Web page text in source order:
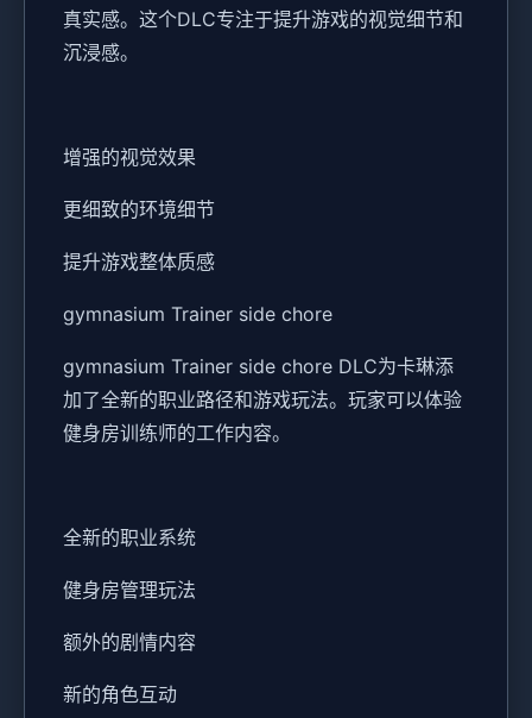
真实感。这个DLC专注于提升游戏的视觉细节和
沉浸感。
增强的视觉效果
更细致的环境细节
提升游戏整体质感
gymnasium Trainer side chore
gymnasium Trainer side chore DLC为卡琳添
加了全新的职业路径和游戏玩法。玩家可以体验
健身房训练师的工作内容。
全新的职业系统
健身房管理玩法
额外的剧情内容
新的角色互动